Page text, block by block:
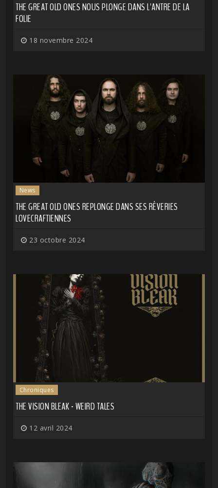
THE GREAT OLD ONES NOUS PLONGE DANS L'ANTRE DE LA
FOLIE
18 novembre 2024
News
THE GREAT OLD ONES REPLONGE DANS SES RÊVERIES
LOVECRAFTIENNES
23 octobre 2024
Chroniques
THE VISION BLEAK - WEIRD TALES
12 avril 2024